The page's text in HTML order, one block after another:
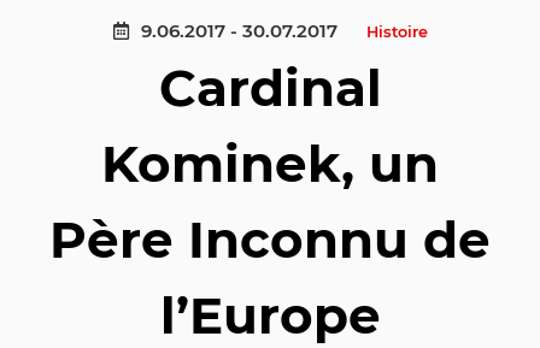
9.06.2017 - 30.07.2017 Histoire
Cardinal
Kominek, un
Père Inconnu de
l’Europe